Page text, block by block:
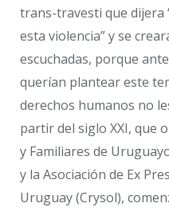
trans-travesti que dijera
esta violencia” y se
escuchadas, porque
querían plantear este
derechos humanos no
partir del siglo XXI, que
y Familiares de
y la Asociación de Ex
Uruguay (Crysol),